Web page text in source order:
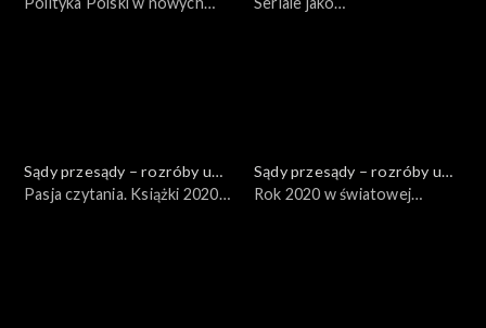
Sądy przesądy – rozróby u
Kuby
Pasja czytania. Książki 2020
Sądy przesądy – rozróby u
Kuby
Rok 2020 w światowej